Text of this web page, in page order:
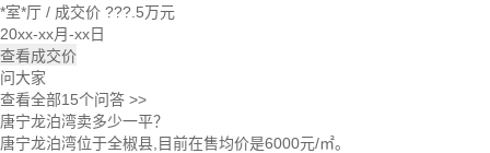
*室*厅 / 成交价 ???.5万元
20xx-xx月-xx日
查看成交价
问大家
查看全部15个问答 >>
唐宁龙泊湾卖多少一平？
唐宁龙泊湾位于全椒县,目前在售均价是6000元/㎡。